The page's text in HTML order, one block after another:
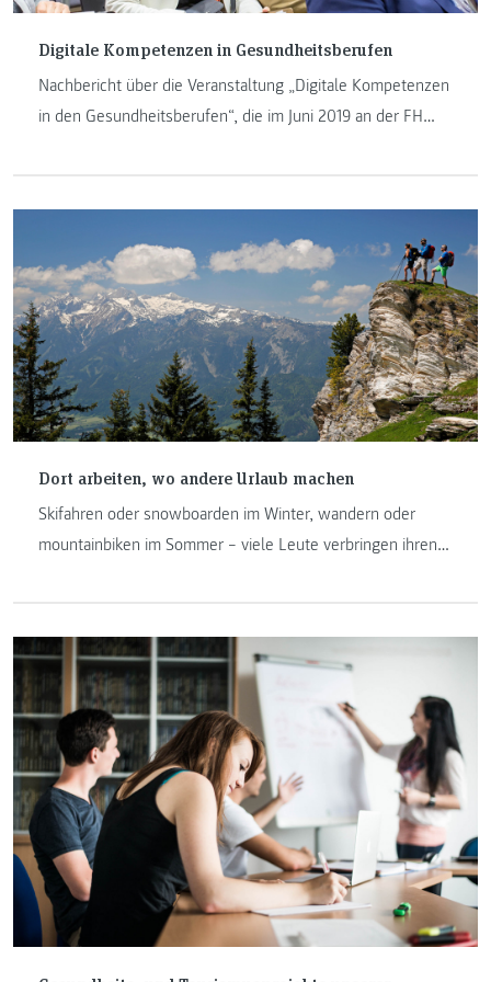
Digitale Kompetenzen in Gesundheitsberufen
Nachbericht über die Veranstaltung „Digitale Kompetenzen
in den Gesundheitsberufen“, die im Juni 2019 an der FH
Dort arbeiten, wo andere Urlaub machen
Skifahren oder snowboarden im Winter, wandern oder
mountainbiken im Sommer – viele Leute verbringen ihren
Gesundheits- und Tourismusmanagement, arbeitet daran,
dass das so bleibt.